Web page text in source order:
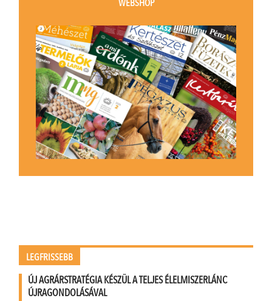
WEBSHOP
LEGFRISSEBB
ÚJ AGRÁRSTRATÉGIA KÉSZÜL A TELJES ÉLELMISZERLÁNC
ÚJRAGONDOLÁSÁVAL